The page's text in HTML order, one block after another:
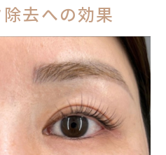
除去への効果